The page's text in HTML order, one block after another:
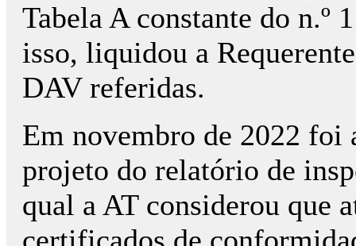
Tabela A constante do n.º
isso, liquidou a
DAV referidas.
Em novembro de 2022 foi
projeto do relatório de
qual a AT considerou que